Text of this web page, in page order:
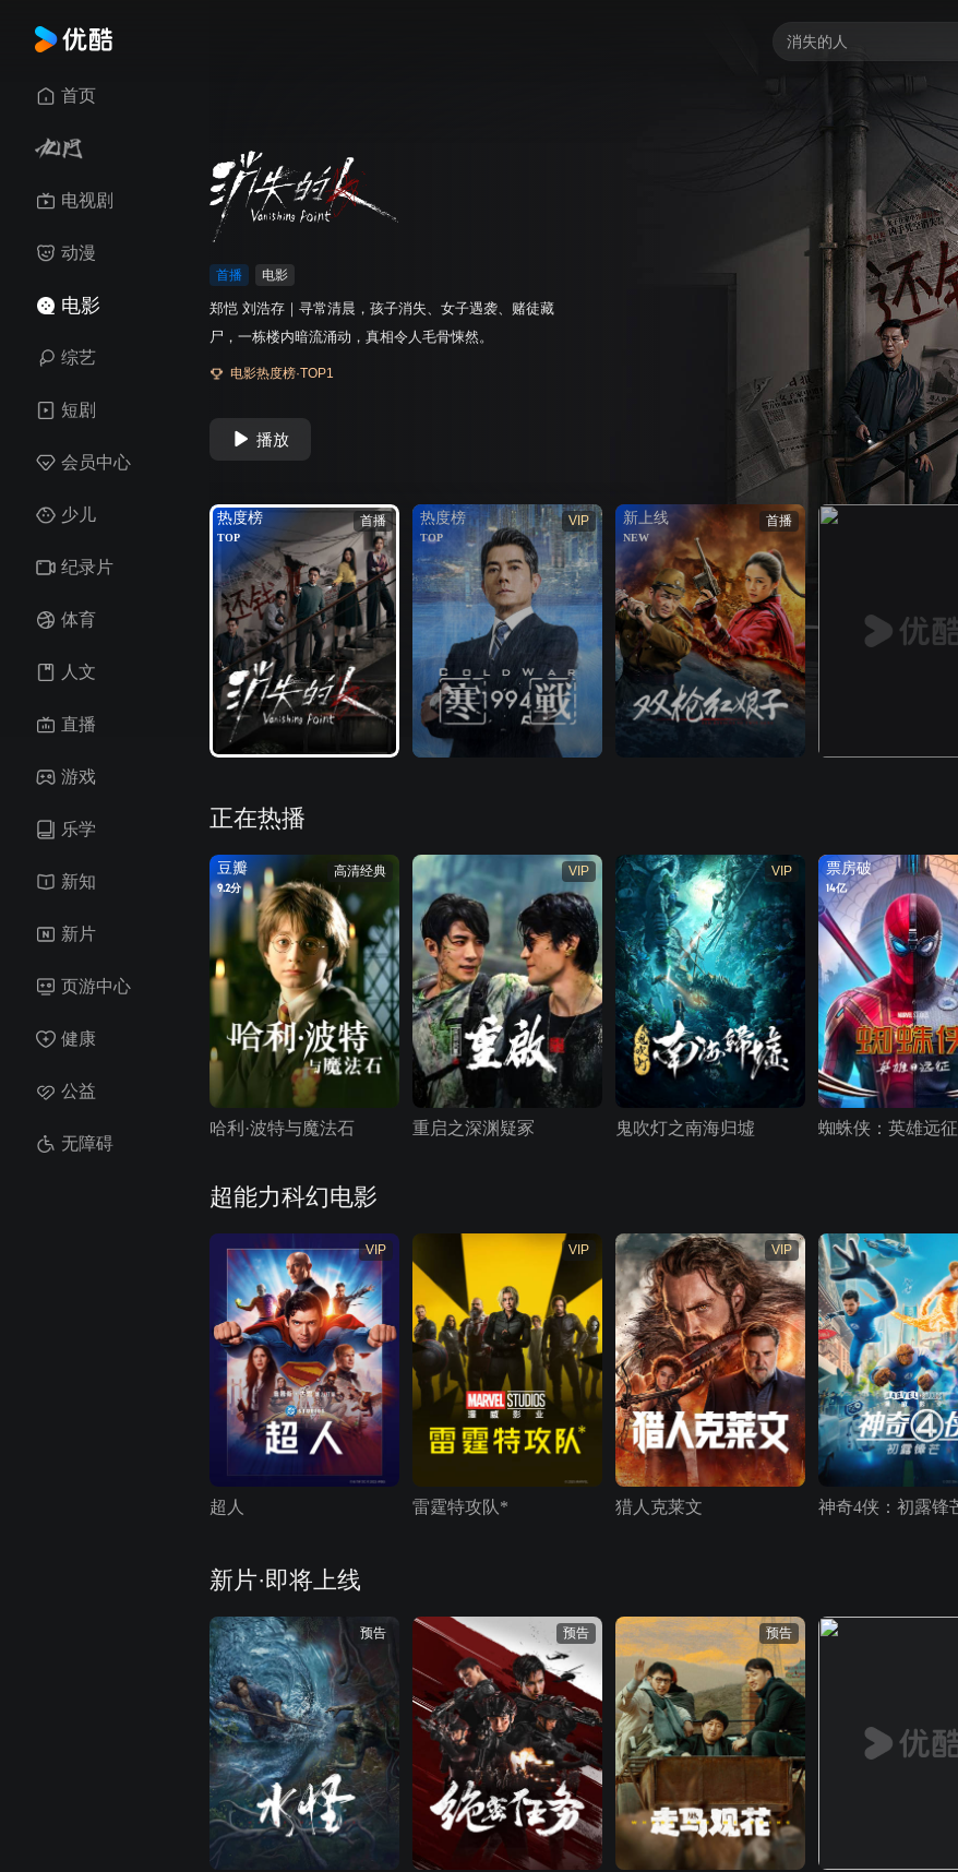
首页
电视剧
动漫
电影
综艺
短剧
会员中心
少儿
纪录片
体育
人文
直播
游戏
乐学
新知
新片
页游中心
健康
公益
无障碍
首播 电影
郑恺 刘浩存｜寻常清晨，孩子消失、女子遇袭、赌徒藏
尸，一栋楼内暗流涌动，真相令人毛骨悚然。
电影热度榜·TOP1
播放
首播
热度榜
TOP
VIP
热度榜
TOP
首播
新上线
NEW
正在热播
高清经典
豆瓣
9.2分
哈利·波特与魔法石
VIP
重启之深渊疑冢
VIP
鬼吹灯之南海归墟
票房破
14亿
蜘蛛侠：英雄远征
超能力科幻电影
VIP
超人
VIP
雷霆特攻队*
VIP
猎人克莱文 神奇4侠：初露锋
新片·即将上线
预告 预告 预告